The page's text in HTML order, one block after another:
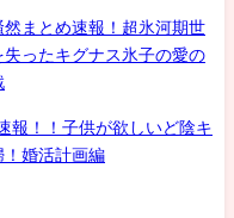
まとめ速報！超氷河期世
ったキグナス氷子の愛の
報！！子供が欲しいど陰キ
！婚活計画編